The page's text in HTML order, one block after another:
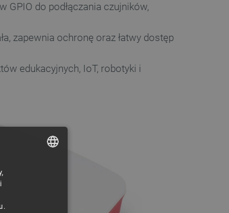
GPIO do podłączania czujników,
zapewnia ochronę oraz łatwy dostęp
edukacyjnych, IoT, robotyki i